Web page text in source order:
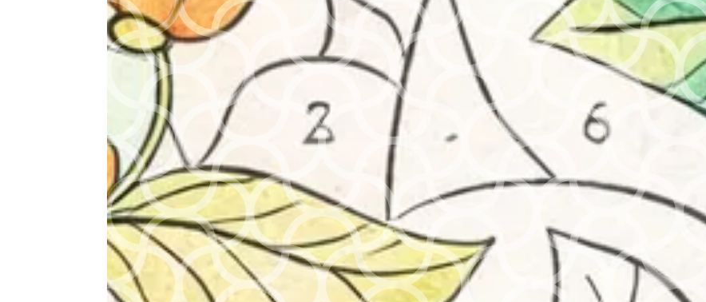
Soyez le premier à laisser votre avis sur
“CRAYOLA Skin Colours of The World – Kit de
24 Feutres de Couleurs”
Votre adresse e-mail ne sera pas publiée.
Les
champs obligatoires sont indiqués avec*
Votre note
Votre avis*
Nom*